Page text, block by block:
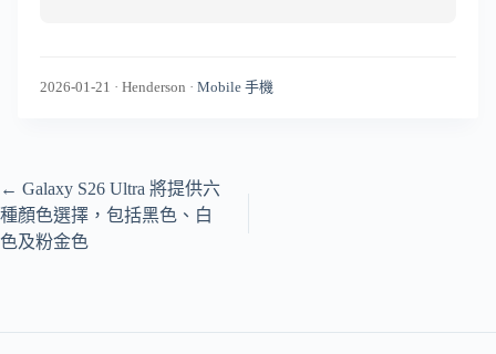
2026-01-21 · Henderson · Mobile 手機
← Galaxy S26 Ultra 將提供六
種顏色選擇，包括黑色、白
色及粉金色